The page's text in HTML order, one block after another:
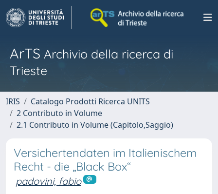
ArTS Archivio della ricerca di
Trieste
IRIS
Catalogo Prodotti Ricerca UNITS
2 Contributo in Volume
2.1 Contributo in Volume (Capitolo,Saggio)
Versichertendaten im Italienischem
Recht - die „Black Box“
padovini, fabio